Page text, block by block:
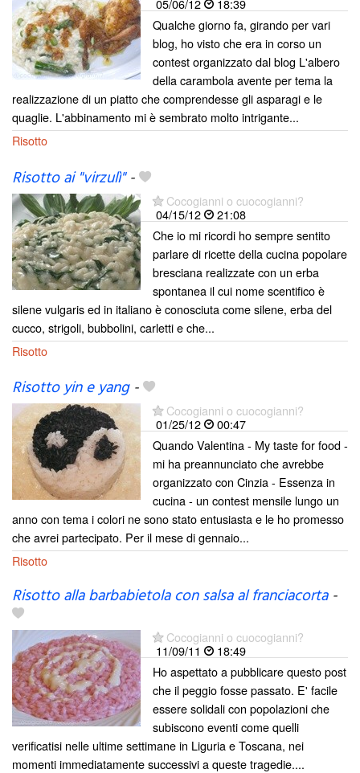
05/06/12
18:39
Qualche giorno fa, girando per vari
blog, ho visto che era in corso un
contest organizzato dal blog L'albero
della carambola avente per tema la
realizzazione di un piatto che comprendesse gli asparagi e le
quaglie. L'abbinamento mi è sembrato molto intrigante...
Risotto
Risotto ai "virzulì"-
Cocogianni o cuocogianni?
04/15/12
21:08
Che io mi ricordi ho sempre sentito
parlare di ricette della cucina popolare
bresciana realizzate con un erba
spontanea il cui nome scentifico è
silene vulgaris ed in italiano è conosciuta come silene, erba del
cucco, strigoli, bubbolini, carletti e che...
Risotto
Risotto yin e yang-
Cocogianni o cuocogianni?
01/25/12
00:47
Quando Valentina - My taste for food -
mi ha preannunciato che avrebbe
organizzato con Cinzia - Essenza in
cucina - un contest mensile lungo un
anno con tema i colori ne sono stato entusiasta e le ho promesso
che avrei partecipato. Per il mese di gennaio...
Risotto
Risotto alla barbabietola con salsa al franciacorta-
Cocogianni o cuocogianni?
11/09/11
18:49
Ho aspettato a pubblicare questo post
che il peggio fosse passato. E' facile
essere solidali con popolazioni che
subiscono eventi come quelli
verificatisi nelle ultime settimane in Liguria e Toscana, nei
momenti immediatamente successivi a queste tragedie....